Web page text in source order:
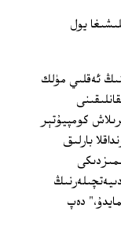
يول
ئەقلىي مۈلك
كومپيۇتېر
بارلىق
دەپ